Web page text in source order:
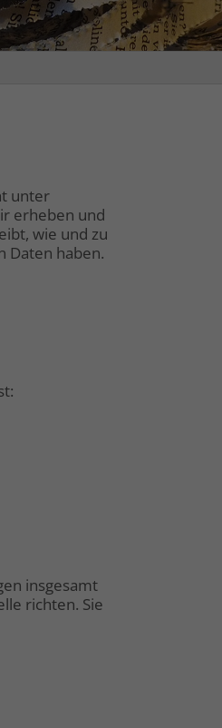
unter
erheben und
wie und zu
Daten haben.
insgesamt
richten. Sie